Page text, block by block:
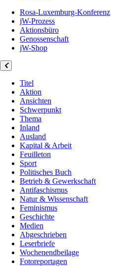
Rosa-Luxemburg-Konferenz
jW-Prozess
Aktionsbüro
Genossenschaft
jW-Shop
Titel
Aktion
Ansichten
Schwerpunkt
Thema
Inland
Ausland
Kapital & Arbeit
Feuilleton
Sport
Politisches Buch
Betrieb & Gewerkschaft
Antifaschismus
Natur & Wissenschaft
Feminismus
Geschichte
Medien
Abgeschrieben
Leserbriefe
Wochenendbeilage
Fotoreportagen